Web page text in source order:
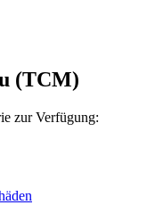
(TCM)
zur Verfügung: